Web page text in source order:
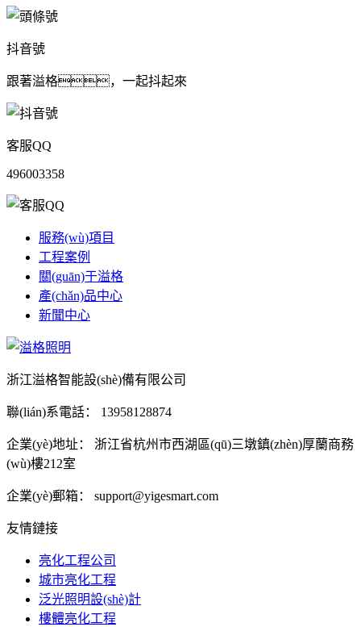
抖音號
跟著溢格，一起抖起來
客服QQ
496003358
服務(wù)項目
工程案例
關(guān)于溢格
產(chǎn)品中心
新聞中心
浙江溢格智能設(shè)備有限公司
聯(lián)系電話： 13958128874
企業(yè)地址：
浙江省杭州市西湖區(qū)三墩鎮(zhèn)厚蘭商務
(wù)樓212室
企業(yè)郵箱： support@yigesmart.com
友情鏈接
亮化工程公司
城市亮化工程
泛光照明設(shè)計
樓體亮化工程